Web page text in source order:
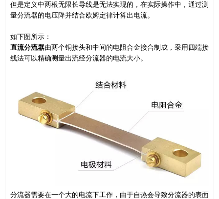
但是定义中两根无限长导线是无法实现的，在实际操作中，通过测
量分流器的电压降并结合欧姆定律计算出电流。
如下图所示：
直流分流器由两个铜接头和中间的电阻合金接合制成，采用四端接
线法可以精确测量出流经分流器的电流大小。
分流器需要在一个大的电流下工作 ，由于自热会导致分流器的表面